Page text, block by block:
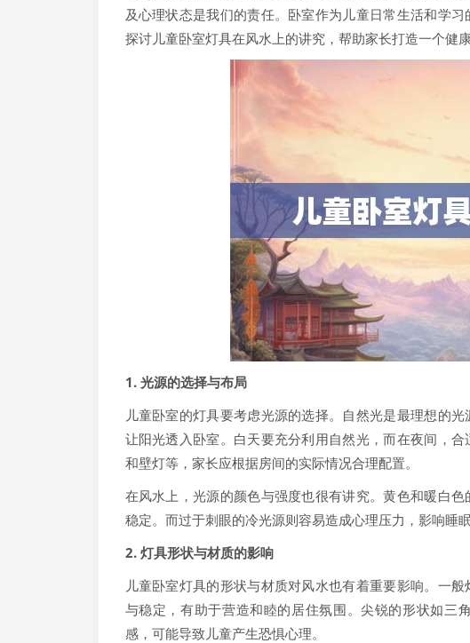
及心理状态是我们的责任。卧室作为儿童日常生活和学
探讨儿童卧室灯具在风水上的讲究，帮助家长打造一个健
1. 光源的选择与布局
儿童卧室的灯具要考虑光源的选择。自然光是最理想的
让阳光透入卧室。白天要充分利用自然光，而在夜间，
和壁灯等，家长应根据房间的实际情况合理配置。
在风水上，光源的颜色与强度也很有讲究。黄色和暖白
稳定。而过于刺眼的冷光源则容易造成心理压力，影响睡
2. 灯具形状与材质的影响
儿童卧室灯具的形状与材质对风水也有着重要影响。一
与稳定，有助于营造和睦的居住氛围。尖锐的形状如三
感，可能导致儿童产生恐惧心理。